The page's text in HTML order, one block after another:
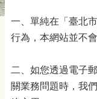
一、單純在「臺北
行為，本網站並不
二、如您透過電子
關業務問題時，我